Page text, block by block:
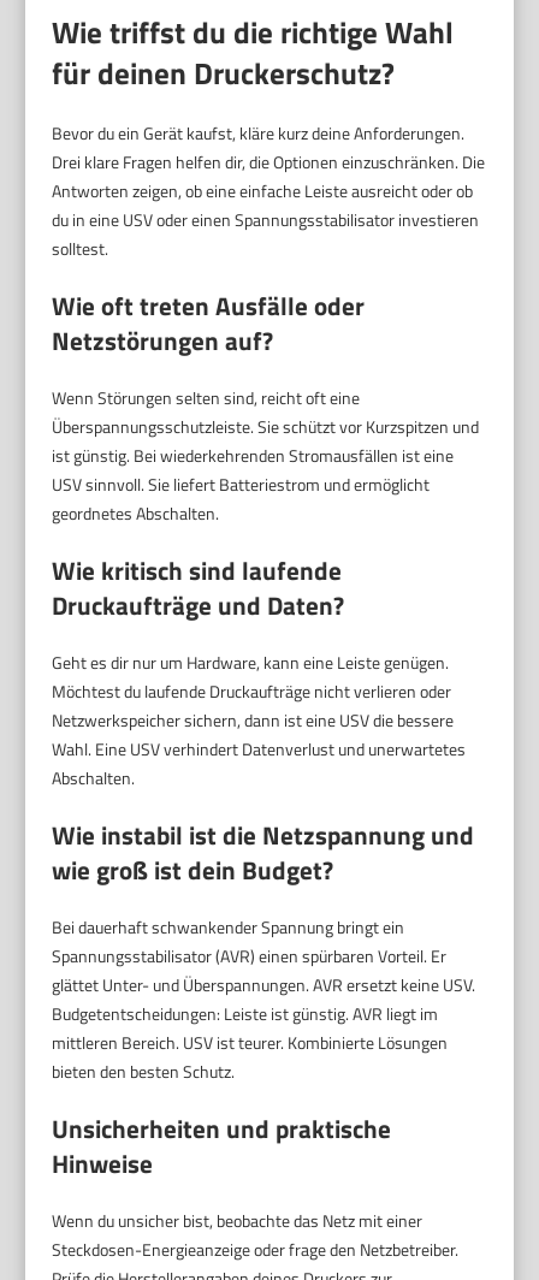
Wie triffst du die richtige Wahl
für deinen Druckerschutz?
Bevor du ein Gerät kaufst, kläre kurz deine Anforderungen.
Drei klare Fragen helfen dir, die Optionen einzuschränken. Die
Antworten zeigen, ob eine einfache Leiste ausreicht oder ob
du in eine USV oder einen Spannungsstabilisator investieren
solltest.
Wie oft treten Ausfälle oder
Netzstörungen auf?
Wenn Störungen selten sind, reicht oft eine
Überspannungsschutzleiste. Sie schützt vor Kurzspitzen und
ist günstig. Bei wiederkehrenden Stromausfällen ist eine
USV sinnvoll. Sie liefert Batteriestrom und ermöglicht
geordnetes Abschalten.
Wie kritisch sind laufende
Druckaufträge und Daten?
Geht es dir nur um Hardware, kann eine Leiste genügen.
Möchtest du laufende Druckaufträge nicht verlieren oder
Netzwerkspeicher sichern, dann ist eine USV die bessere
Wahl. Eine USV verhindert Datenverlust und unerwartetes
Abschalten.
Wie instabil ist die Netzspannung und
wie groß ist dein Budget?
Bei dauerhaft schwankender Spannung bringt ein
Spannungsstabilisator (AVR) einen spürbaren Vorteil. Er
glättet Unter- und Überspannungen. AVR ersetzt keine USV.
Budgetentscheidungen: Leiste ist günstig. AVR liegt im
mittleren Bereich. USV ist teurer. Kombinierte Lösungen
bieten den besten Schutz.
Unsicherheiten und praktische
Hinweise
Wenn du unsicher bist, beobachte das Netz mit einer
Steckdosen-Energieanzeige oder frage den Netzbetreiber.